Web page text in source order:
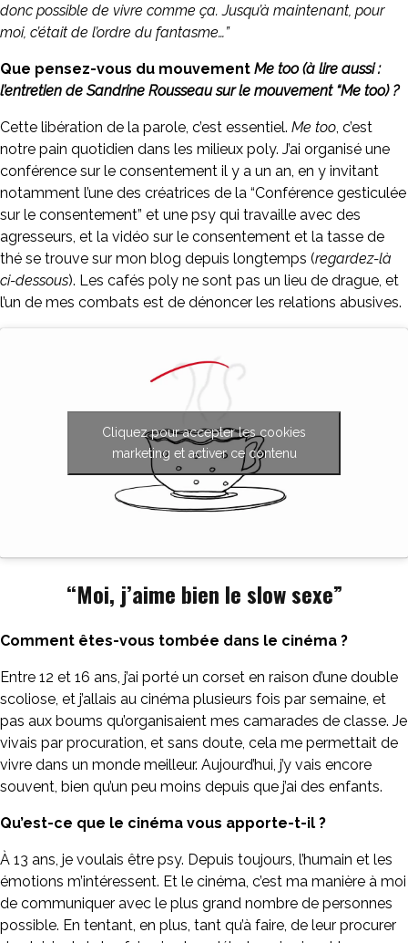
donc possible de vivre comme ça. Jusqu’à maintenant, pour
moi, c’était de l’ordre du fantasme…”
Que pensez-vous du mouvement Me too (à lire aussi :
l’entretien de Sandrine Rousseau sur le mouvement “Me too)?
Cette libération de la parole, c’est essentiel. Me too, c’est
notre pain quotidien dans les milieux poly. J’ai organisé une
conférence sur le consentement il y a un an, en y invitant
notamment l’une des créatrices de la “Conférence gesticulée
sur le consentement” et une psy qui travaille avec des
agresseurs, et la vidéo sur le consentement et la tasse de
thé se trouve sur mon blog depuis longtemps (regardez-là
ci-dessous). Les cafés poly ne sont pas un lieu de drague, et
l’un de mes combats est de dénoncer les relations abusives.
Cliquez pour accepter les cookies
marketing et activer ce contenu
“Moi, j’aime bien le slow sexe”
Comment êtes-vous tombée dans le cinéma ?
Entre 12 et 16 ans, j’ai porté un corset en raison d’une double
scoliose, et j’allais au cinéma plusieurs fois par semaine, et
pas aux boums qu’organisaient mes camarades de classe. Je
vivais par procuration, et sans doute, cela me permettait de
vivre dans un monde meilleur. Aujourd’hui, j’y vais encore
souvent, bien qu’un peu moins depuis que j’ai des enfants.
Qu’est-ce que le cinéma vous apporte-t-il ?
À 13 ans, je voulais être psy. Depuis toujours, l’humain et les
émotions m’intéressent. Et le cinéma, c’est ma manière à moi
de communiquer avec le plus grand nombre de personnes
possible. En tentant, en plus, tant qu’à faire, de leur procurer